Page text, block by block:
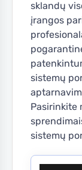
sklandų
įrangos
sistemų
Pasirinkite
sistemų